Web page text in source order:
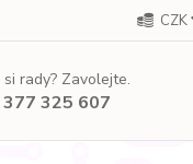
CZK
rady? Zavolejte.
325 607